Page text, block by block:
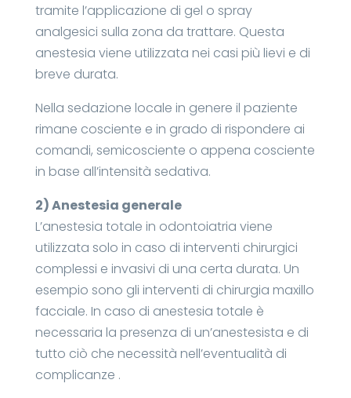
tramite l’applicazione di gel o spray
analgesici sulla zona da trattare. Questa
anestesia viene utilizzata nei casi più lievi e di
breve durata.
Nella sedazione locale in genere il paziente
rimane cosciente e in grado di rispondere ai
comandi, semicosciente o appena cosciente
in base all’intensità sedativa.
2) Anestesia generale
L’anestesia totale in odontoiatria viene
utilizzata solo in caso di interventi chirurgici
complessi e invasivi di una certa durata. Un
esempio sono gli interventi di chirurgia maxillo
facciale. In caso di anestesia totale è
necessaria la presenza di un’anestesista e di
tutto ciò che necessità nell’eventualità di
complicanze .